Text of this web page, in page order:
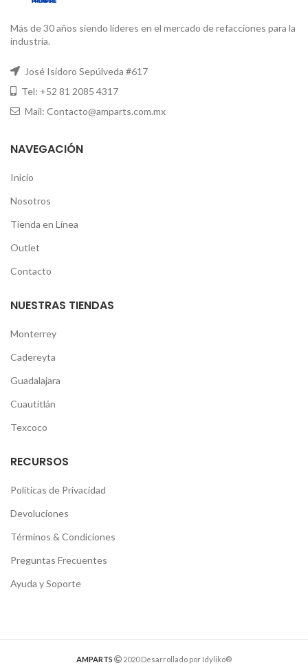
Más de 30 años siendo líderes en el mercado de refacciones para la
industria.
José Isidoro Sepúlveda #617
Tel: +52 81 2085 4317
Mail: Contacto@amparts.com.mx
NAVEGACIÓN
Inicio
Nosotros
Tienda en Línea
Outlet
Contacto
NUESTRAS TIENDAS
Monterrey
Cadereyta
Guadalajara
Cuautitlán
Texcoco
RECURSOS
Políticas de Privacidad
Devoluciones
Términos & Condiciones
Preguntas Frecuentes
Ayuda y Soporte
AMPARTS 2020 Desarrollado por Idyliko®